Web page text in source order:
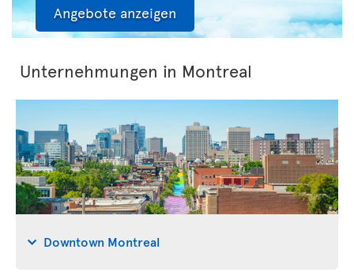
Angebote anzeigen
Unternehmungen in Montreal
Downtown Montreal